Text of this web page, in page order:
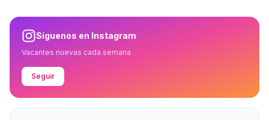
Síguenos en Instagram
Vacantes nuevas cada semana
Seguir